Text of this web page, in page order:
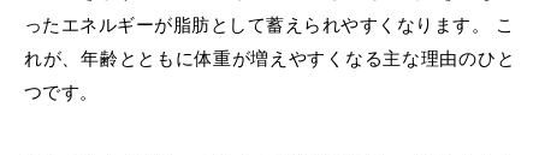
ったエネルギーが脂肪として蓄えられやすくなります。 こ
れが、年齢とともに体重が増えやすくなる主な理由のひと
つです。